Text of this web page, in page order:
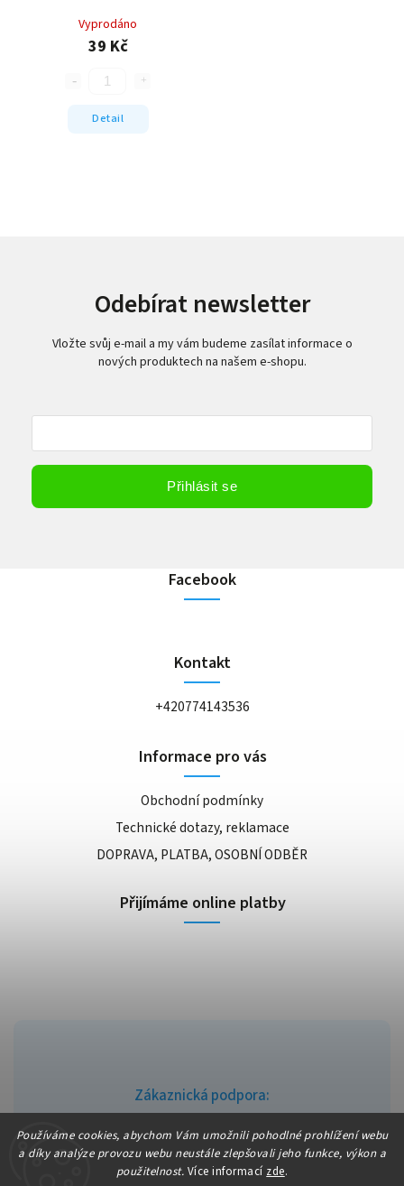
Používáme cookies, abychom Vám umožnili pohodlné prohlížení webu
a díky analýze provozu webu neustále zlepšovali jeho funkce, výkon a
použitelnost. Více informací zde.
Vyprodáno
39 Kč
Detail
Odebírat newsletter
Vložte svůj e-mail a my vám budeme zasílat informace o
nových produktech na našem e-shopu.
Přihlásit se
Zákaznická podpora:
info@fajndrogerie.cz
Facebook
Kontakt
+420774143536
Informace pro vás
Obchodní podmínky
Technické dotazy, reklamace
DOPRAVA, PLATBA, OSOBNÍ ODBĚR
Přijímáme online platby